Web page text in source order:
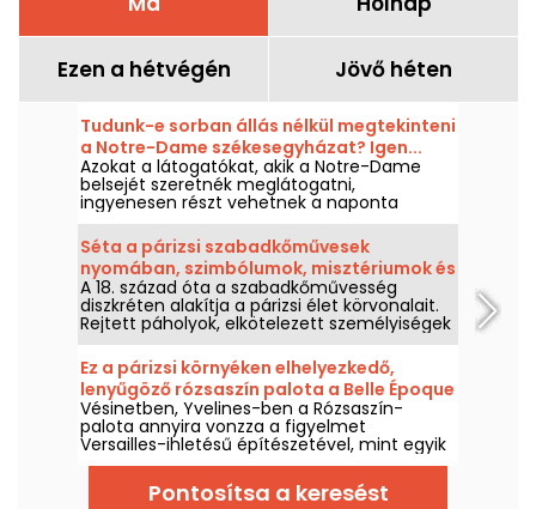
Ezen a hétvégén Jövő héten
Tudunk-e sorban állás nélkül megtekinteni
a Notre-Dame székesegyházat? Igen...
feltéve, hogy betartunk néhány szabályt
Azokat a látogatókat, akik a Notre-Dame
belsejét szeretnék meglátogatni,
ingyenesen részt vehetnek a naponta
celebrált egyik zsolozsmán. Ez mindenki
számára nyitott lehetőség, feltéve hogy
elsősorban a megünneplésben való
részvétel miatt érkeznek, vagy teljes
mértékben tiszteletben tartják annak
menetét. Megmagyarázzuk, mit érdemes
tudni.
Séta a párizsi szabadkőművesek
nyomában, szimbólumok, misztériumok és
örökség között
A 18. század óta a szabadkőművesség
diszkréten alakítja a párizsi élet körvonalait.
Rejtett páholyok, elkötelezett személyiségek
és homlokzatokra vésett szimbólumok
között Párizs szabadkőműves főváros.
Kövesse a szabadkőművesek nyomát,
olvasson a kövek között, és fedezze fel ezt a
beavatott Párizst.
Ez a párizsi környéken elhelyezkedő,
lenyűgöző rózsaszín palota a Belle Époque
korának egzcentrikus márkinőjének
otthona volt.
Vésinetben, Yvelines-ben a Rózsaszín-
palota annyira vonzza a figyelmet
Versailles-ihletésű építészetével, mint egyik
leghíresebb lakójának hihetetlen sorsa: Luisa
Casati, a Belle Époque excentrikus alakja.
Pontosítsa a keresést